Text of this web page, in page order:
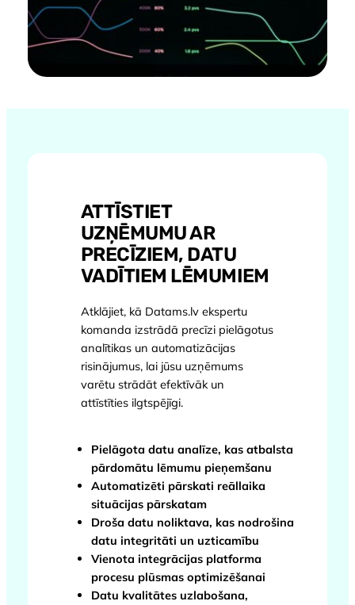
ATTĪSTIET
UZŅĒMUMU AR
PRECĪZIEM, DATU
VADĪTIEM LĒMUMIEM
Atklājiet, kā Datams.lv ekspertu
komanda izstrādā precīzi pielāgotus
analītikas un automatizācijas
risinājumus, lai jūsu uzņēmums
varētu strādāt efektīvāk un
attīstīties ilgtspējīgi.
Pielāgota datu analīze, kas atbalsta
pārdomātu lēmumu pieņemšanu
Automatizēti pārskati reāllaika
situācijas pārskatam
Droša datu noliktava, kas nodrošina
datu integritāti un uzticamību
Vienota integrācijas platforma
procesu plūsmas optimizēšanai
Datu kvalitātes uzlabošana,